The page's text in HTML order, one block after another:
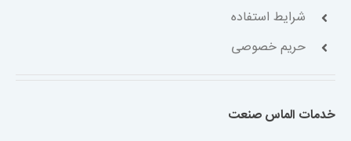
شرایط استفاده
حریم خصوصی
خدمات الماس صنعت